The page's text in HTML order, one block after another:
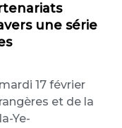
une série
17 février
et de la
Ye-